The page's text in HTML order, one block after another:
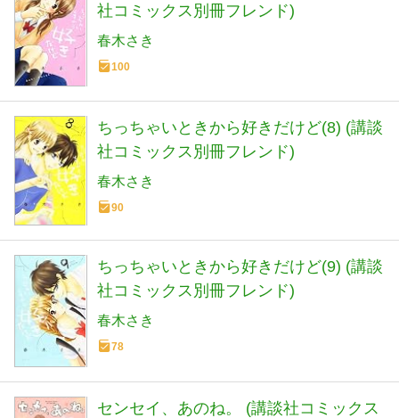
社コミックス別冊フレンド)
春木さき
100
ちっちゃいときから好きだけど(8) (講談
社コミックス別冊フレンド)
春木さき
90
ちっちゃいときから好きだけど(9) (講談
社コミックス別冊フレンド)
春木さき
78
センセイ、あのね。 (講談社コミックス